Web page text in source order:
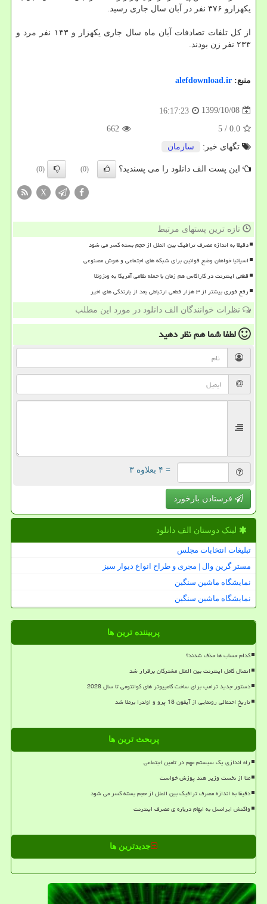
یکهزارو ۳۷۶ نفر در آبان سال جاری رسید.
از کل تلفات تصادفات آبان ماه سال جاری یکهزار و ۱۴۳ نفر مرد و
۲۳۳ نفر زن بودند.
منبع: alefdownload.ir
1399/10/08
16:17:23
0.0
/ 5
662
تگهای خبر:
سازمان
این پست الف دانلود را می پسندید؟ (0)
(0)
X
تازه ترین پستهای مرتبط
دقیقا به اندازه مصرف ترافیک بین الملل از حجم بسته کسر می شود
اسپانیا خواهان وضع قوانین برای شبکه های اجتماعی و هوش مصنوعی
قطعی اینترنت در کاراکاس هم زمان با حمله نظامی آمریکا به ونزوئلا
رفع فوری بیشتر از ۳ هزار قطعی ارتباطی بعد از بارندگی های اخیر
نظرات خوانندگان الف دانلود در مورد این مطلب
لطفا شما همنظر دهید
= ۴ بعلاوه ۳
فرستادن بازخورد
لینک دوستان الف دانلود
تبلیغات انتخابات مجلس
مستر گرین وال | مجری و طراح انواع دیوار سبز
نمایشگاه ماشین سنگین
نمایشگاه ماشین سنگین
پربیننده ترین ها
کدام حساب ها حذف شدند؟
اتصال کامل اینترنت بین الملل مشترکان برقرار شد
دستور جدید ترامپ برای ساخت کامپیوتر های کوانتومی تا سال 2028
تاریخ احتمالی رونمایی از آیفون 18 پرو و اولترا برملا شد
پربحث ترین ها
راه اندازی یک سیستم مهم در تامین اجتماعی
متا از نخست وزیر هند پوزش خواست
دقیقا به اندازه مصرف ترافیک بین الملل از حجم بسته کسر می شود
واکنش ایرانسل به ابهام درباره ی مصرف اینترنت
جدیدترین ها